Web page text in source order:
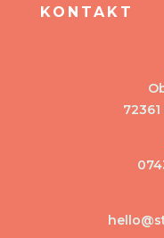
KONTAKT